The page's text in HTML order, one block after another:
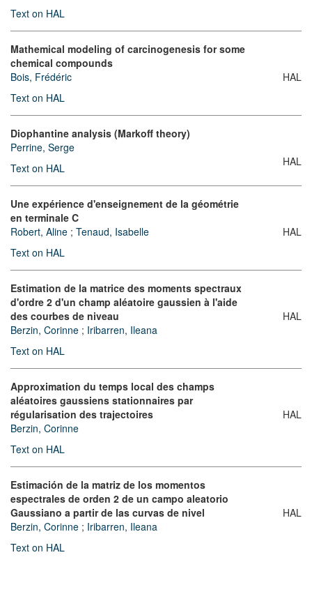
Text on HAL
Mathemical modeling of carcinogenesis for some
chemical compounds
Bois, Frédéric
Text on HAL
HAL
Diophantine analysis (Markoff theory)
Perrine, Serge
Text on HAL
HAL
Une expérience d'enseignement de la géométrie
en terminale C
Robert, Aline ; Tenaud, Isabelle
Text on HAL
HAL
Estimation de la matrice des moments spectraux
d'ordre 2 d'un champ aléatoire gaussien à l'aide
des courbes de niveau
Berzin, Corinne ; Iribarren, Ileana
Text on HAL
HAL
Approximation du temps local des champs
aléatoires gaussiens stationnaires par
régularisation des trajectoires
Berzin, Corinne
Text on HAL
HAL
Estimación de la matriz de los momentos
espectrales de orden 2 de un campo aleatorio
Gaussiano a partir de las curvas de nivel
Berzin, Corinne ; Iribarren, Ileana
Text on HAL
HAL